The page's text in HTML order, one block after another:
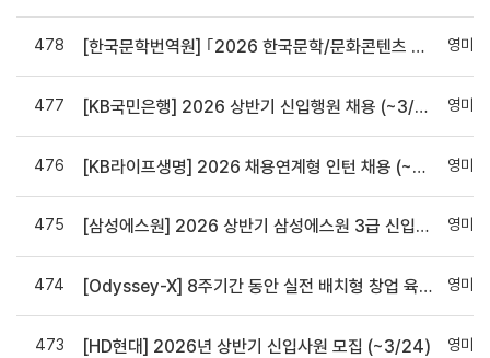
478 [한국문학번역원] ｢2026 한국문학/문화콘텐츠 번역신인상｣ 홍보 협조 요청 영미
477 [KB국민은행] 2026 상반기 신입행원 채용 (~3/25) 영미
476 [KB라이프생명] 2026 채용연계형 인턴 채용 (~3/20) 영미
475 [삼성에스원] 2026 상반기 삼성에스원 3급 신입사원/인턴 채용(~3/17) 영미
474 [Odyssey-X] 8주기간 동안 실전 배치형 창업 육성 프로그램 - 홍보 안내 건 영미
473 [HD현대] 2026년 상반기 신입사원 모집 (~3/24) 영미